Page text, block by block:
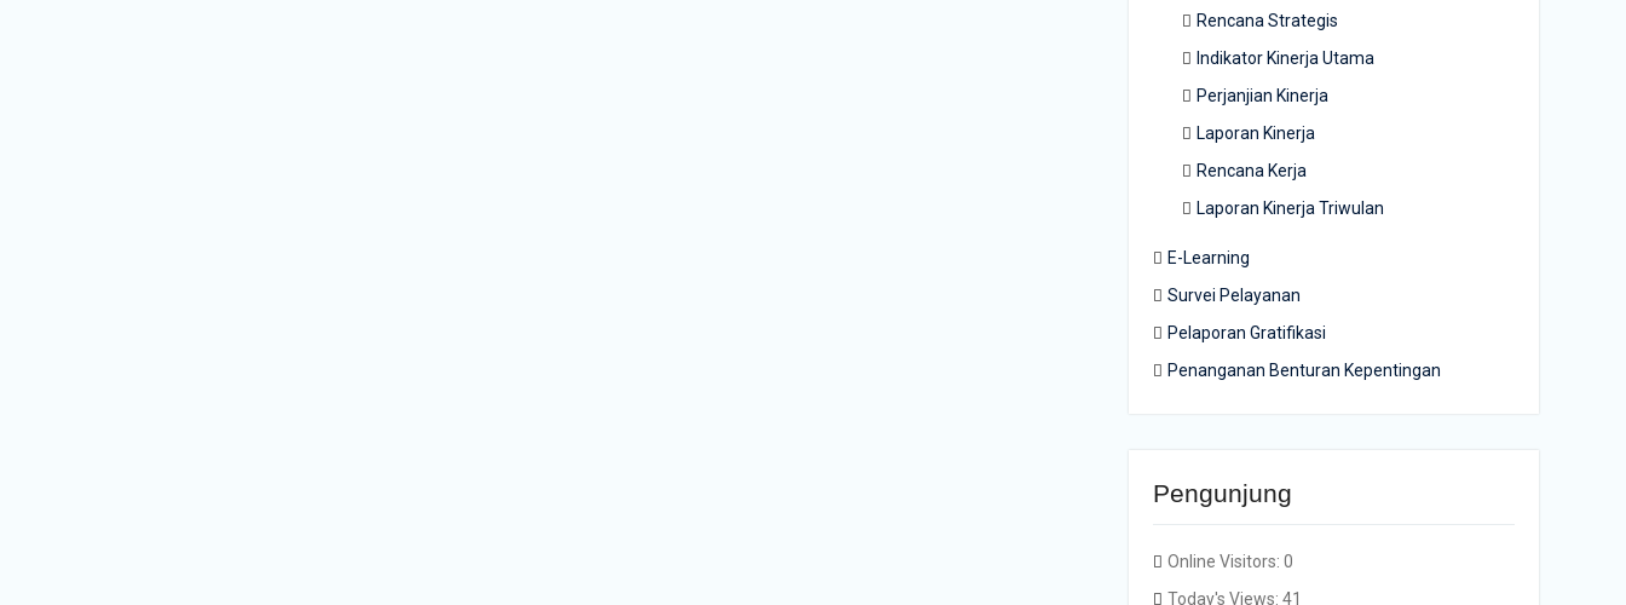
Rencana Strategis
Indikator Kinerja Utama
Perjanjian Kinerja
Laporan Kinerja
Rencana Kerja
Laporan Kinerja Triwulan
E-Learning
Survei Pelayanan
Pelaporan Gratifikasi
Penanganan Benturan Kepentingan
Pengunjung
Online Visitors: 0
Today's Views: 41